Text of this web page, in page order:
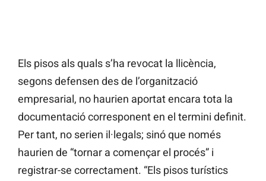
Els pisos als quals s’ha revocat la llicència,
segons defensen des de l’organització
empresarial, no haurien aportat encara tota la
documentació corresponent en el termini definit.
Per tant, no serien il·legals; sinó que només
haurien de “tornar a començar el procés” i
registrar-se correctament. “Els pisos turístics